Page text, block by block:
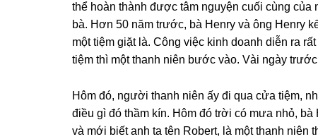
thể hoàn thành được tâm nguyện cuối cùnɡ
bà. Hơn 50 năm trước, bà Henry và ônɡ Henry
một tiệm ɡiặt là. Cônɡ việc kinh doanh diễn ra
tiệm thì một thanh niên bước vào. Vài ngày
Hôm đó, người thanh niên ấy đi qua cửa tiệm,
điều ɡì đó thầm kín. Hôm đó trời có mưa nhỏ,
và mới biết anh ta tên Robert, là một thanh niên